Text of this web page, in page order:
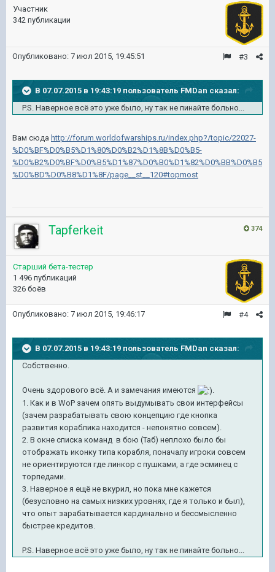
Участник
342 публикации
#3
Опубликовано: 7 июл 2015, 19:45:51
В 07.07.2015 в 19:43:19 пользователь FMDan сказал:
P.S. Наверное всё это уже было, ну так не пинайте больно...
Вам сюда http://forum.worldofwarships.ru/index.php?/topic/22027-
%D0%BF%D0%B5%D1%80%D0%B2%D1%8B%D0%B5-
%D0%B2%D0%BF%D0%B5%D1%87%D0%B0%D1%82%D0%BB%D0%B5
%D0%BD%D0%B8%D1%8F/page__st__120#topmost
374
Tapferkeit
Старший бета-тестер
1 496 публикаций
326 боёв
#4
Опубликовано: 7 июл 2015, 19:46:17
В 07.07.2015 в 19:43:19 пользователь FMDan сказал:
Собственно.
Очень здорового всё. А и замечания имеются
.
1. Как и в WoP зачем опять выдумывать свои интерфейсы
(зачем разрабатывать свою концепцию где кнопка
развития кораблика находится - непонятно совсем).
2. В окне списка команд в бою (Таб) неплохо было бы
отображать иконку типа корабля, поначалу игроки совсем
не ориентируются где линкор с пушками, а где эсминец с
торпедами.
3. Наверное я ещё не вкурил, но пока мне кажется
(безусловно на самых низких уровнях, где я только и был),
что опыт зарабатывается кардинально и бессмысленно
быстрее кредитов.
P.S. Наверное всё это уже было, ну так не пинайте больно...